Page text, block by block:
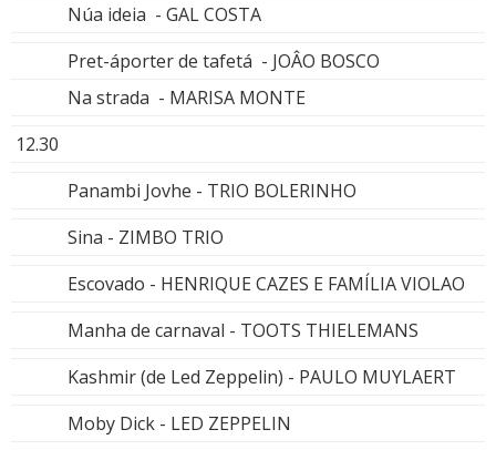
Núa ideia - GAL COSTA
Pret-áporter de tafetá - JOÂO BOSCO
Na strada - MARISA MONTE
12.30
Panambi Jovhe - TRIO BOLERINHO
Sina - ZIMBO TRIO
Escovado - HENRIQUE CAZES E FAMÍLIA VIOLAO
Manha de carnaval - TOOTS THIELEMANS
Kashmir (de Led Zeppelin) - PAULO MUYLAERT
Moby Dick - LED ZEPPELIN